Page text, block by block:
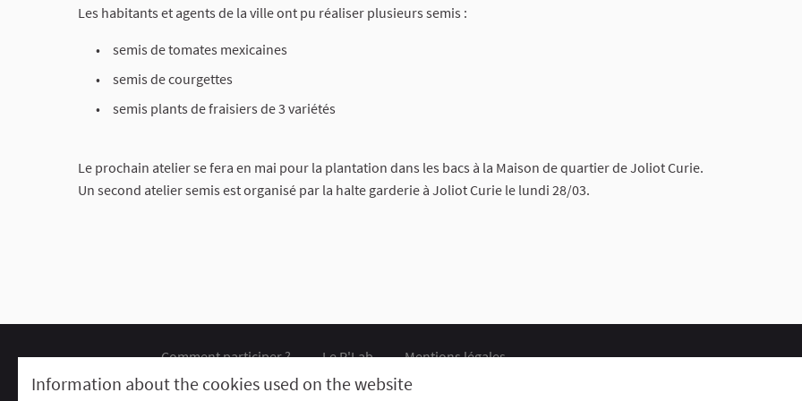
Information about the cookies used on the website
Les habitants et agents de la ville ont pu réaliser plusieurs semis :
semis de tomates mexicaines
semis de courgettes
semis plants de fraisiers de 3 variétés
Le prochain atelier se fera en mai pour la plantation dans les bacs à la Maison de quartier de Joliot Curie.
Un second atelier semis est organisé par la halte garderie à Joliot Curie le lundi 28/03.
Comment participer ? Le R'Lab
Mentions légales
Default title for terms-and-conditions
Contacts